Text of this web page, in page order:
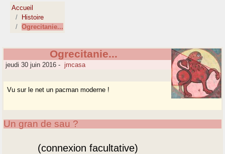
Accueil
Histoire
Ogrecitanie...
Ogrecitanie...
jeudi 30 juin 2016 - jmcasa
Vu sur le net un pacman moderne !
Un gran de sau ?
(connexion facultative)